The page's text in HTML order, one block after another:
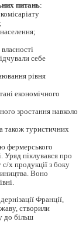
питань:
себе
рівня
економічного
зростання навколо
також туристичних
фермерського
Уряд піклувався про
х продукції з боку
Воно
Франції,
створили
до більш